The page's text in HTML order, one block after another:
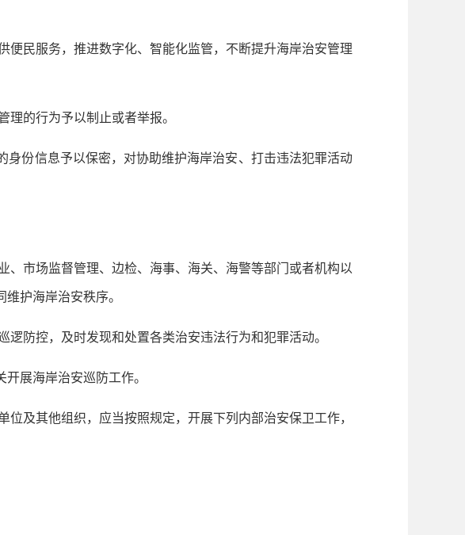
民服务，推进数字化、智能化监管，不断提升海岸治安管理
的行为予以制止或者举报。
份信息予以保密，对协助维护海岸治安、打击违法犯罪活动
市场监督管理、边检、海事、海关、海警等部门或者机构以
护海岸治安秩序。
防控，及时发现和处置各类治安违法行为和犯罪活动。
展海岸治安巡防工作。
及其他组织，应当按照规定，开展下列内部治安保卫工作，